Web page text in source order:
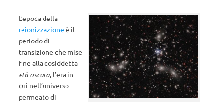
L’epoca della
reionizzazione è il
periodo di
transizione che mise
fine alla cosiddetta
età oscura, l’era in
cui nell’universo –
permeato di